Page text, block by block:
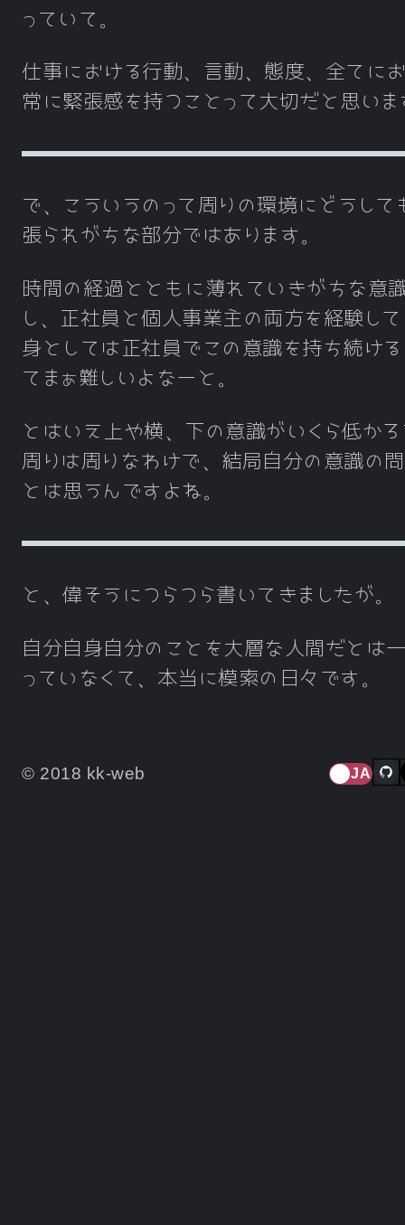
っていて。
仕事における行動、言動、態度、全てに
常に緊張感を持つことって大切だと思いま
で、こういうのって周りの環境にどうして
張られがちな部分ではあります。
時間の経過とともに薄れていきがちな意
し、正社員と個人事業主の両方を経験し
身としては正社員でこの意識を持ち続ける
てまぁ難しいよなーと。
とはいえ上や横、下の意識がいくら低か
周りは周りなわけで、結局自分の意識の
とは思うんですよね。
と、偉そうにつらつら書いてきましたが。
自分自身自分のことを大層な人間だとは
っていなくて、本当に模索の日々です。
© 2018 kk-web JA